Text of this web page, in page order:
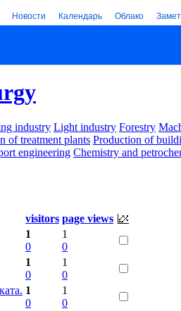
Новости Календарь Облако
industry Light industry Forestry
of treatment plants Production of
engineering Chemistry and
visitors page views
1
0
1
0
1
0
1
0
1
0
1
0